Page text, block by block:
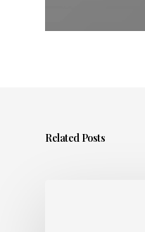
Related Posts